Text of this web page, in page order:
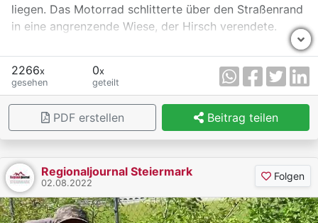
liegen. Das Motorrad schlitterte über den Straßenrand
in eine angrenzende Wiese, der Hirsch verendete.
Nach Erstversorgung durch nachkommende
Verkehrsteilnehmer wurde der schwer verletzte Mann
vom Notarztteam des Rettungshubschrauber versorgt
und in das LKH Villach verbracht.
2266x
gesehen
0x
geteilt
PDF erstellen Beitrag teilen
Regionaljournal Steiermark
02.08.2022
Folgen